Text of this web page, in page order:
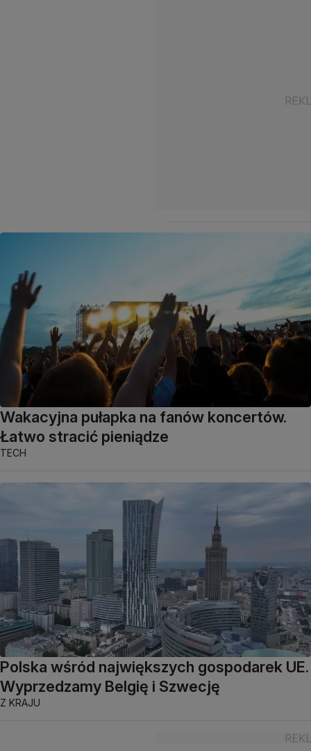
Wakacyjna pułapka na fanów koncertów.
Łatwo stracić pieniądze
TECH
Polska wśród największych gospodarek UE.
Wyprzedzamy Belgię i Szwecję
Z KRAJU